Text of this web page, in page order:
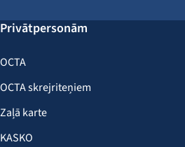
Privātpersonām
OCTA
OCTA skrejriteņiem
Zaļā karte
KASKO